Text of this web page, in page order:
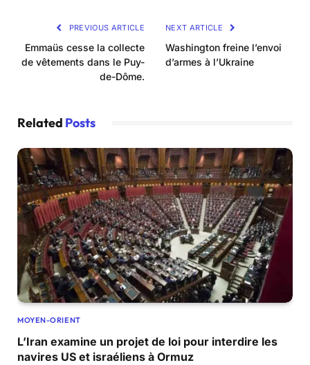
PREVIOUS ARTICLE
Emmaüs cesse la collecte
de vêtements dans le Puy-
de-Dôme.
NEXT ARTICLE
Washington freine l’envoi
d’armes à l’Ukraine
Related Posts
MOYEN-ORIENT
L’Iran examine un projet de loi pour interdire les
navires US et israéliens à Ormuz